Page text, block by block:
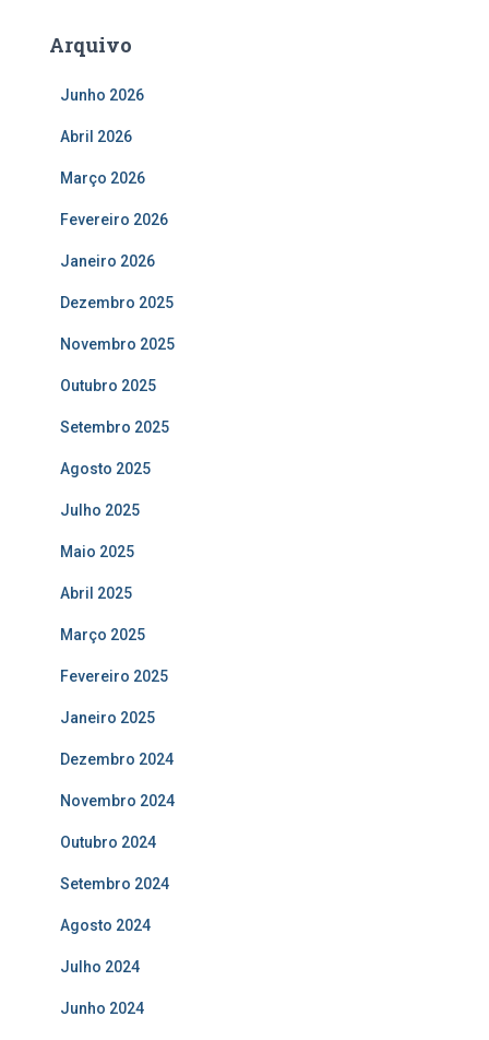
Arquivo
Junho 2026
Abril 2026
Março 2026
Fevereiro 2026
Janeiro 2026
Dezembro 2025
Novembro 2025
Outubro 2025
Setembro 2025
Agosto 2025
Julho 2025
Maio 2025
Abril 2025
Março 2025
Fevereiro 2025
Janeiro 2025
Dezembro 2024
Novembro 2024
Outubro 2024
Setembro 2024
Agosto 2024
Julho 2024
Junho 2024